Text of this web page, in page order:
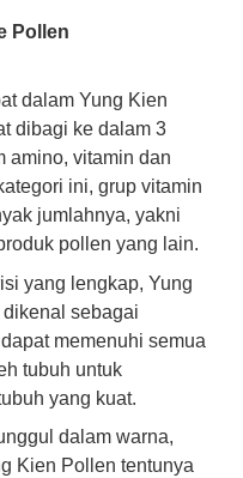
Pollen
dalam Yung Kien
dibagi ke dalam 3
amino, vitamin dan
ini, grup vitamin
jumlahnya, yakni
pollen yang lain.
yang lengkap, Yung
sebagai
memenuhi semua
tubuh untuk
yang kuat.
dalam warna,
Kien Pollen tentunya